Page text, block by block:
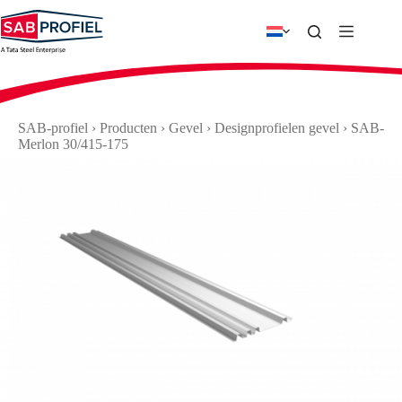
naar
de
inhoud
SAB-profiel › Producten › Gevel › Designprofielen gevel › SAB-
Merlon 30/415-175